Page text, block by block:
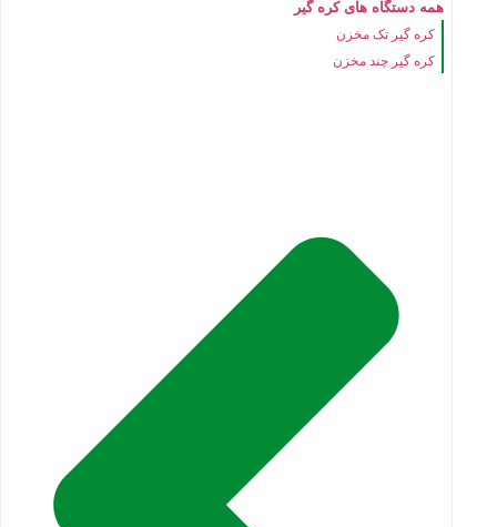
همه دستگاه های کره گیر
کره گیر تک مخزن
کره گیر چند مخزن